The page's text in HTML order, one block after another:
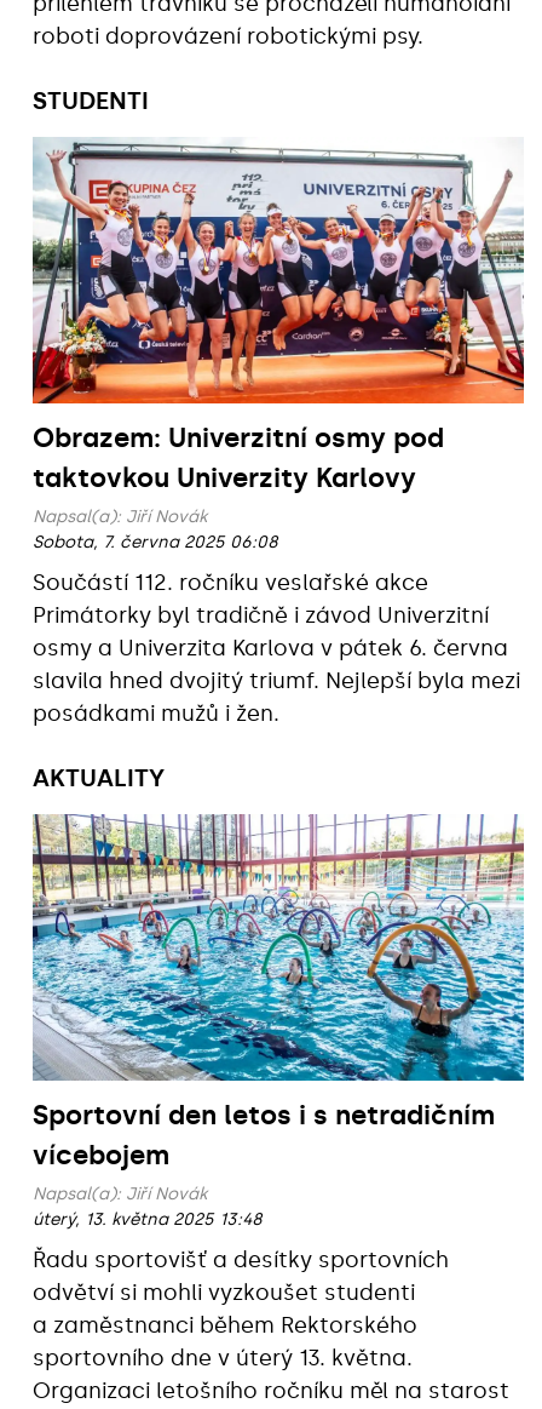
roboti doprovázení robotickými psy.
STUDENTI
Obrazem: Univerzitní osmy pod
taktovkou Univerzity Karlovy
Napsal(a): Jiří Novák
Sobota, 7. června 2025 06:08
Součástí 112. ročníku veslařské akce
Primátorky byl tradičně i závod Univerzitní
osmy a Univerzita Karlova v pátek 6. června
slavila hned dvojitý triumf. Nejlepší byla mezi
posádkami mužů i žen.
AKTUALITY
Sportovní den letos i s netradičním
vícebojem
Napsal(a): Jiří Novák
úterý, 13. května 2025 13:48
Řadu sportovišť a desítky sportovních
odvětví si mohli vyzkoušet studenti
a zaměstnanci během Rektorského
sportovního dne v úterý 13. května.
Organizaci letošního ročníku měl na starost